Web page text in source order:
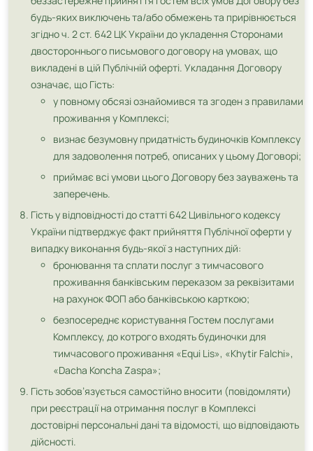
будь-яких виключень та/або обмежень та прирівнюється
згідно ч. 2 ст. 642 ЦК України до укладення Сторонами
двостороннього письмового договору на умовах, що
викладені в цій Публічній оферті. Укладання Договору
означає, що Гість:
у повному обсязі ознайомився та згоден з правилами
проживання у Комплексі;
визнає безумовну придатність будиночків Комплексу
для задоволення потреб, описаних у цьому Договорі;
приймає всі умови цього Договору без зауважень та
заперечень.
Гість у відповідності до статті 642 Цивільного кодексу
України підтверджує факт прийняття Публічної оферти у
випадку виконання будь-якої з наступних дій:
бронювання та сплати послуг з тимчасового
проживання банківським переказом за реквізитами
на рахунок ФОП або банківською карткою;
безпосереднє користування Гостем послугами
Комплексу, до котрого входять будиночки для
тимчасового проживання «Equi Lis», «Khytir Falchi»,
«Dacha Koncha Zaspa»;
Гість зобов’язується самостійно вносити (повідомляти)
при реєстрації на отримання послуг в Комплексі
достовірні персональні дані та відомості, що відповідають
дійсності.